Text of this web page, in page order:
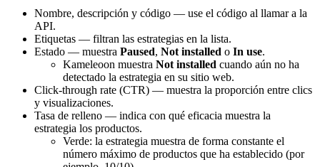
Nombre, descripción y código — use el código al llamar a la
API.
Etiquetas — filtran las estrategias en la lista.
Estado — muestra Paused, Not installed o In use.
Kameleoon muestra Not installed cuando aún no ha
detectado la estrategia en su sitio web.
Click-through rate (CTR) — muestra la proporción entre clics
y visualizaciones.
Tasa de relleno — indica con qué eficacia muestra la
estrategia los productos.
Verde: la estrategia muestra de forma constante el
número máximo de productos que ha establecido (por